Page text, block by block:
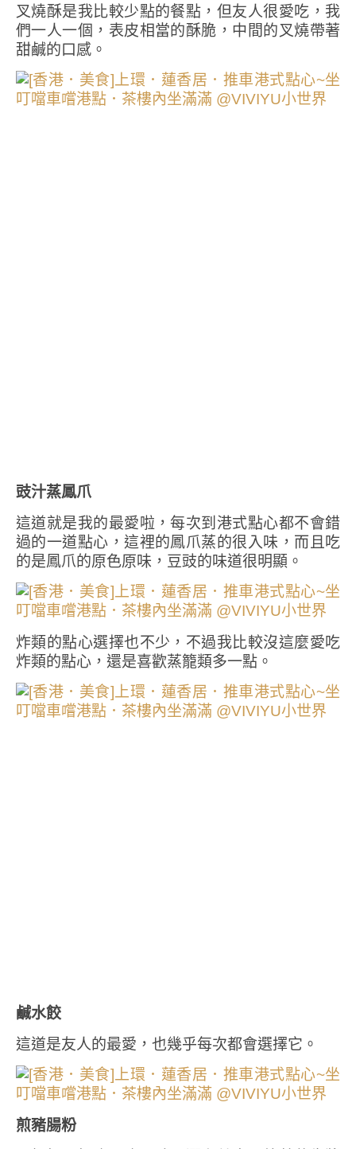
叉燒酥是我比較少點的餐點，但友人很愛吃，我
們一人一個，表皮相當的酥脆，中間的叉燒帶著
甜鹹的口感。
豉汁蒸鳳爪
這道就是我的最愛啦，每次到港式點心都不會錯
過的一道點心，這裡的鳳爪蒸的很入味，而且吃
的是鳳爪的原色原味，豆豉的味道很明顯。
炸類的點心選擇也不少，不過我比較沒這麼愛吃
炸類的點心，還是喜歡蒸籠類多一點。
鹹水餃
這道是友人的最愛，也幾乎每次都會選擇它。
煎豬腸粉